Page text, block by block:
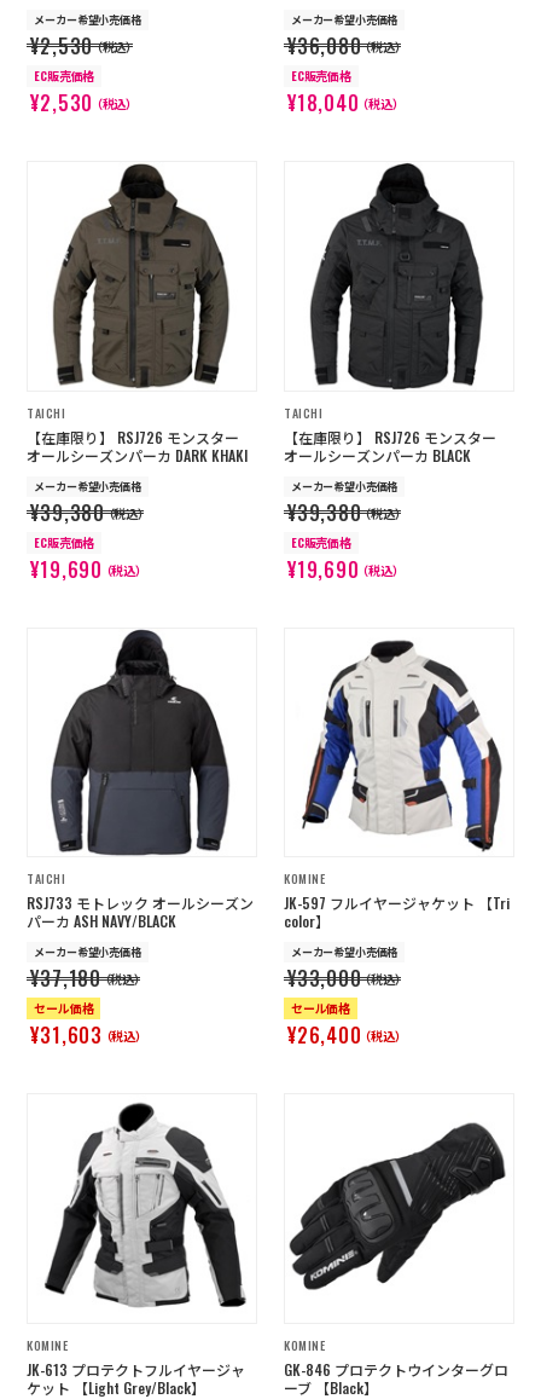
メーカー希望小売価格
¥2,530（税込）
EC販売価格
¥2,530（税込）
メーカー希望小売価格
¥36,080（税込）
EC販売価格
¥18,040（税込）
TAICHI
【在庫限り】 RSJ726 モンスター
オールシーズンパーカ DARK KHAKI
メーカー希望小売価格
¥39,380（税込）
EC販売価格
¥19,690（税込）
TAICHI
【在庫限り】 RSJ726 モンスター
オールシーズンパーカ BLACK
メーカー希望小売価格
¥39,380（税込）
EC販売価格
¥19,690（税込）
TAICHI
RSJ733 モトレック オールシーズン
パーカ ASH NAVY/BLACK
メーカー希望小売価格
¥37,180（税込）
セール価格
¥31,603（税込）
KOMINE
JK-597 フルイヤージャケット 【Tri
color】
メーカー希望小売価格
¥33,000（税込）
セール価格
¥26,400（税込）
KOMINE
JK-613 プロテクトフルイヤージャ
ケット 【Light Grey/Black】
KOMINE
GK-846 プロテクトウインターグロ
ーブ 【Black】